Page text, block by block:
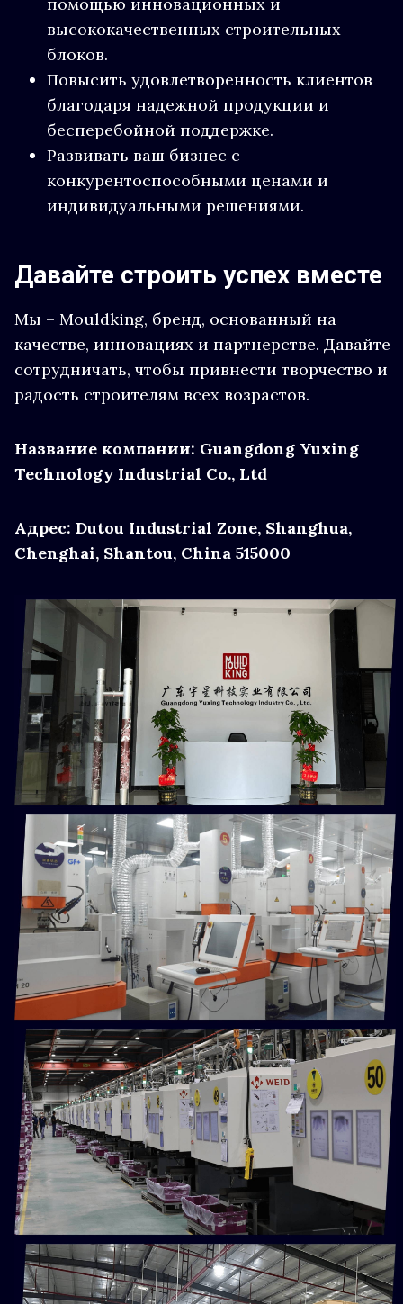
высококачественных строительных
блоков.
Повысить удовлетворенность клиентов
благодаря надежной продукции и
бесперебойной поддержке.
Развивать ваш бизнес с
конкурентоспособными ценами и
индивидуальными решениями.
Давайте строить успех вместе
Мы – Mouldking, бренд, основанный на
качестве, инновациях и партнерстве. Давайте
сотрудничать, чтобы привнести творчество и
радость строителям всех возрастов.
Название компании: Guangdong Yuxing
Technology Industrial Co., Ltd
Адрес: Dutou Industrial Zone, Shanghua,
Chenghai, Shantou, China 515000